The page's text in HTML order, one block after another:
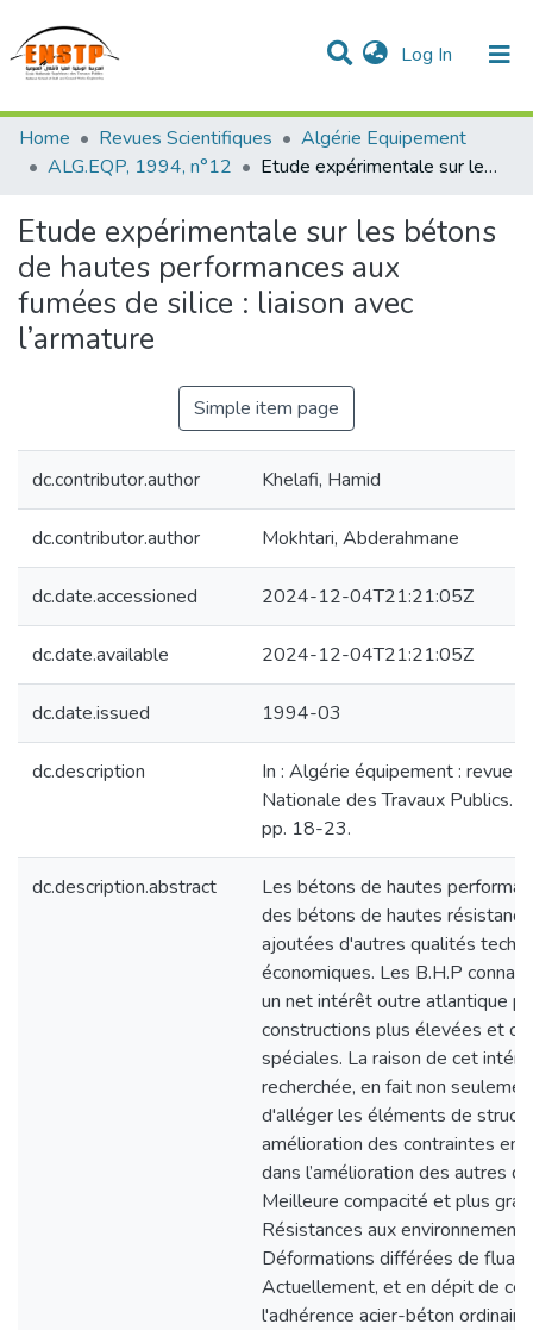
Log In (current)
DSPACE de l'École Nationale Supérieure des Travaux
Publics
Communities & Collections
Statistics
All of DSpace
Home Revues Scientifiques
Algérie Equipement
ALG.EQP, 1994, n°12
Etude expérimentale sur les bétons de hautes performances aux fumées de silice : liaison avec l’armature
Etude expérimentale sur les bétons
de hautes performances aux
fumées de silice : liaison avec
l’armature
Simple item page
dc.contributor.author Khelafi, Hamid
dc.contributor.author Mokhtari, Abderahmane
dc.date.accessioned 2024-12-04T21:21:05Z
dc.date.available 2024-12-04T21:21:05Z
dc.date.issued 1994-03
dc.description
In : Algérie équipement : revue
Nationale des Travaux Publics.
pp. 18-23.
dc.description.abstract
Les bétons de hautes
des bétons de hautes
ajoutées d'autres qualités
économiques. Les B.H.P
un net intérêt outre atlantique
constructions plus élevées et
spéciales. La raison de cet
recherchée, en fait non
d'alléger les éléments de
amélioration des contraintes en
dans l’amélioration des autres
Meilleure compacité et plus
Résistances aux
Déformations différées de
Actuellement, et en dépit de
l'adhérence acier-béton